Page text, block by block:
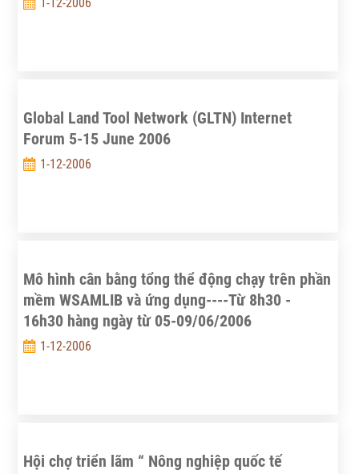
Global Land Tool Network (GLTN) Internet
Forum 5-15 June 2006
1-12-2006
Mô hình cân bằng tổng thể động chạy trên phần
mềm WSAMLIB và ứng dụng----Từ 8h30 -
16h30 hàng ngày từ 05-09/06/2006
1-12-2006
Hội chợ triển lãm “ Nông nghiệp quốc tế